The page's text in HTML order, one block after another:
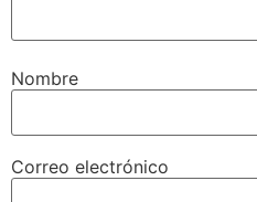
Nombre
Correo electrónico